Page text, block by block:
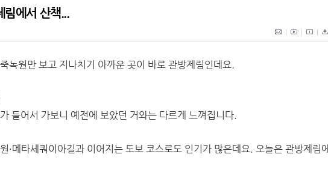
림에서 산책...
녹원만 보고 지나치기 아까운 곳이 바로 관방제림인데요.
들어서 가보니 예전에 보았던 거와는 다르게 느껴집니다.
·메타세쿼이아길과 이어지는 도보 코스로도 인기가 많은데요. 오늘은 관방제림에